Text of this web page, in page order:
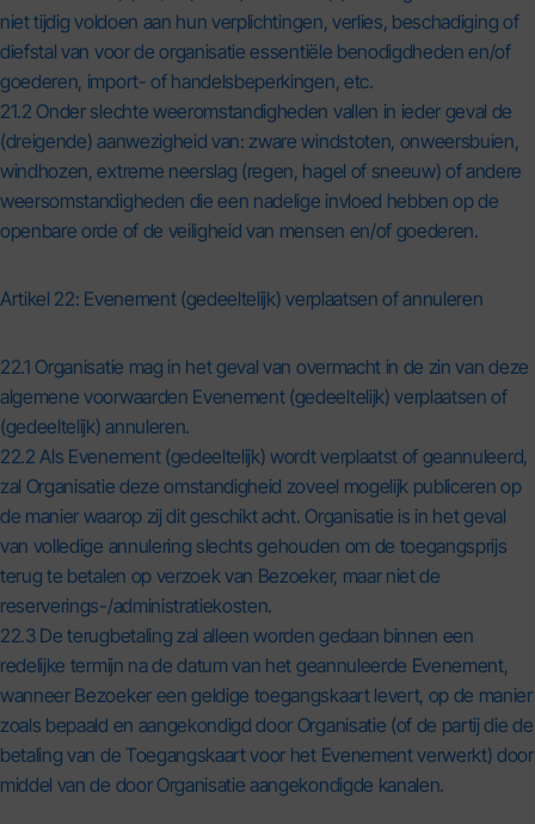
niet tijdig voldoen aan hun verplichtingen, verlies, beschadiging of
diefstal van voor de organisatie essentiële benodigdheden en/of
goederen, import- of handelsbeperkingen, etc.
21.2 Onder slechte weeromstandigheden vallen in ieder geval de
(dreigende) aanwezigheid van: zware windstoten, onweersbuien,
windhozen, extreme neerslag (regen, hagel of sneeuw) of andere
weersomstandigheden die een nadelige invloed hebben op de
openbare orde of de veiligheid van mensen en/of goederen.
Artikel 22: Evenement (gedeeltelijk) verplaatsen of annuleren
22.1 Organisatie mag in het geval van overmacht in de zin van deze
algemene voorwaarden Evenement (gedeeltelijk) verplaatsen of
(gedeeltelijk) annuleren.
22.2 Als Evenement (gedeeltelijk) wordt verplaatst of geannuleerd,
zal Organisatie deze omstandigheid zoveel mogelijk publiceren op
de manier waarop zij dit geschikt acht. Organisatie is in het geval
van volledige annulering slechts gehouden om de toegangsprijs
terug te betalen op verzoek van Bezoeker, maar niet de
reserverings-/administratiekosten.
22.3 De terugbetaling zal alleen worden gedaan binnen een
redelijke termijn na de datum van het geannuleerde Evenement,
wanneer Bezoeker een geldige toegangskaart levert, op de manier
zoals bepaald en aangekondigd door Organisatie (of de partij die de
betaling van de Toegangskaart voor het Evenement verwerkt) door
middel van de door Organisatie aangekondigde kanalen.